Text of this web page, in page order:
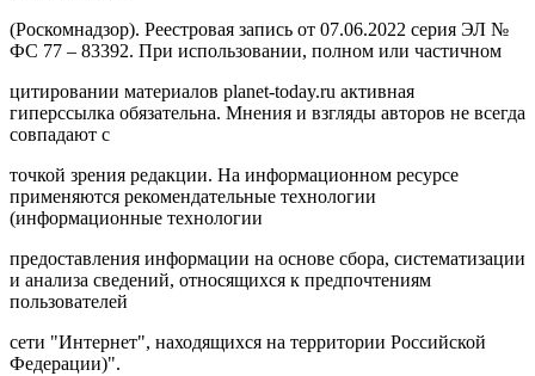
(Роскомнадзор). Реестровая запись от 07.06.2022 серия ЭЛ №
ФС 77 – 83392. При использовании, полном или частичном
цитировании материалов planet-today.ru активная
гиперссылка обязательна. Мнения и взгляды авторов не всегда
совпадают с
точкой зрения редакции. На информационном ресурсе
применяются рекомендательные технологии
(информационные технологии
предоставления информации на основе сбора, систематизации
и анализа сведений, относящихся к предпочтениям
пользователей
сети "Интернет", находящихся на территории Российской
Федерации)".